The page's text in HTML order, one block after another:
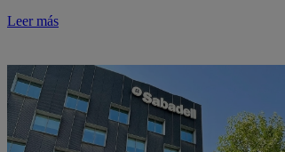
Leer más